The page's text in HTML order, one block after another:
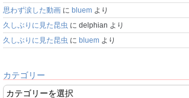
思わず涙した動画 に bluem より
久しぶりに見た昆虫 に delphian より
久しぶりに見た昆虫 に bluem より
カテゴリー